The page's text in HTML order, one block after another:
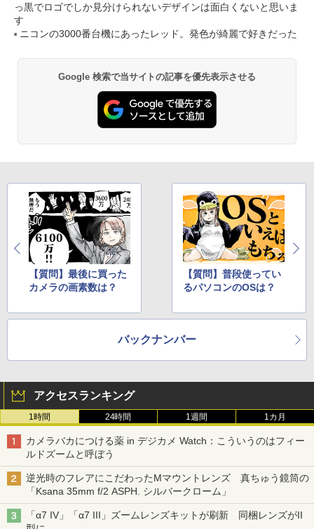
っ黒でロゴでしか見分けられないデザインは面白くないと思いま
す
ニコンの3000番台機にあったレッド。発色が綺麗で好きだった
Google 検索で当サイトの記事を優先表示させる
【質問】最後に買った
カメラの画素数は？
【質問】普段使ってい
るパソコンのOSは？
バックナンバー
アクセスランキング
1時間 24時間 1週間 1カ月
カメラバカにつける薬 in デジカメ Watch：こういうのはフィー
ルドズームと呼ぼう
逆光時のフレアにこだわったMマウントレンズ 真ちゅう鏡筒の
「Ksana 35mm f/2 ASPH. シルバークローム」
「α7 IV」「α7 III」ズームレンズキットが刷新 同梱レンズがII